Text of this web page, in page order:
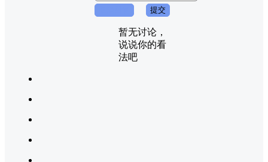
提交
暂无讨论，
说说你的看
法吧